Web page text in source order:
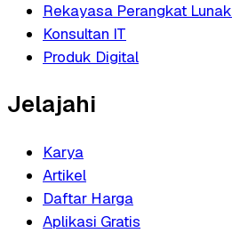
Rekayasa Perangkat Lunak
Konsultan IT
Produk Digital
Jelajahi
Karya
Artikel
Daftar Harga
Aplikasi Gratis